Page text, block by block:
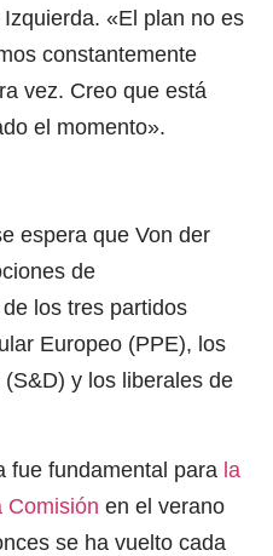
«El plan no es
constantemente
vez. Creo que está
el momento».
espera que Von der
de
los tres partidos
Europeo (PPE), los
y los liberales de
fundamental para la
Comisión en el verano
se ha vuelto cada